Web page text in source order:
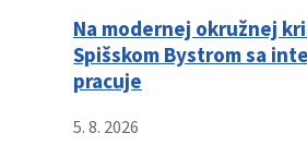
Na modernej okružnej
Spišskom Bystrom sa
pracuje
5. 8. 2026